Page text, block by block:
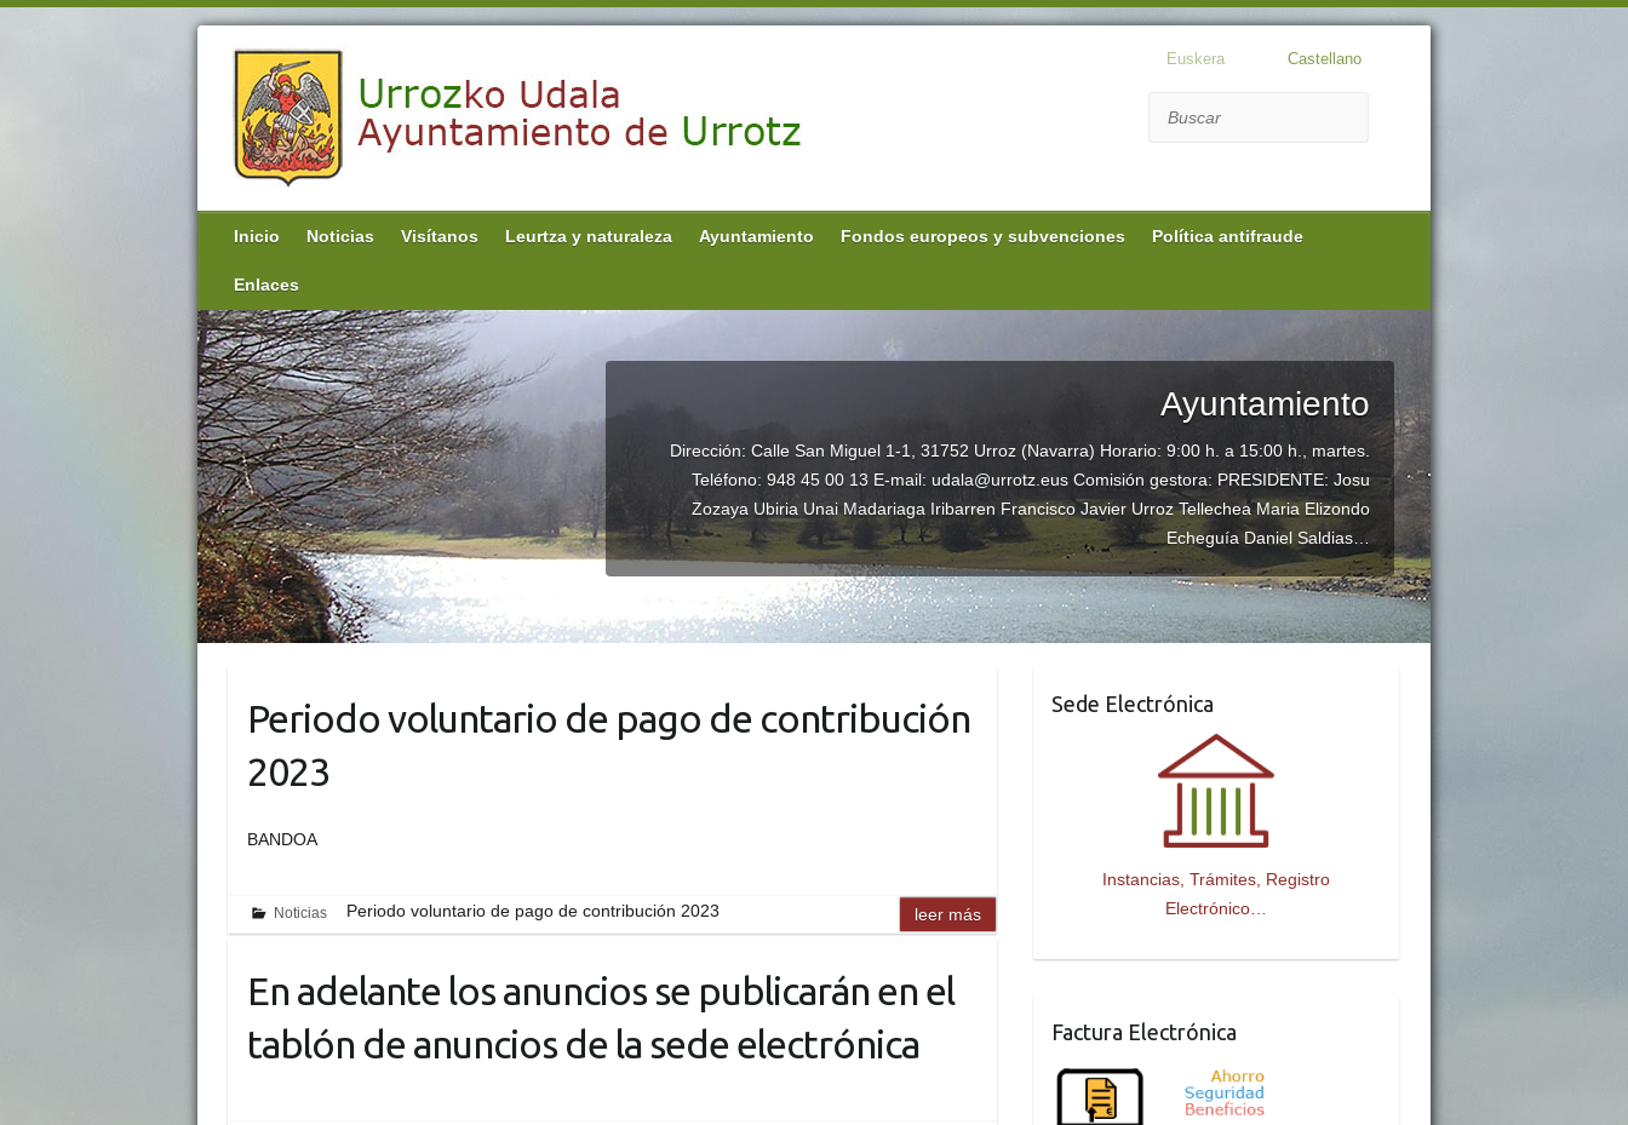
Euskera Castellano
Inicio Noticias Visítanos Leurtza y naturaleza Ayuntamiento Fondos europeos y subvenciones Política antifraude
Enlaces
Ayuntamiento
Dirección: Calle San Miguel 1-1, 31752 Urroz (Navarra) Horario: 9:00 h. a 15:00 h., martes.
Teléfono: 948 45 00 13 E-mail: udala@urrotz.eus Comisión gestora: PRESIDENTE: Josu
Zozaya Ubiria Unai Madariaga Iribarren Francisco Javier Urroz Tellechea Maria Elizondo
Echeguía Daniel Saldias…
Periodo voluntario de pago de contribución
2023
BANDOA
Noticias Periodo voluntario de pago de contribución 2023 leer más
En adelante los anuncios se publicarán en el
tablón de anuncios de la sede electrónica
Sede Electrónica
Instancias, Trámites, Registro
Electrónico…
Factura Electrónica